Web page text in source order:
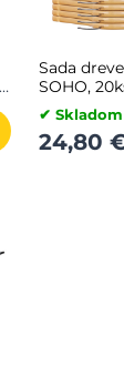
Sada
SOHO,
hnedá
✔ Skladom
24,80